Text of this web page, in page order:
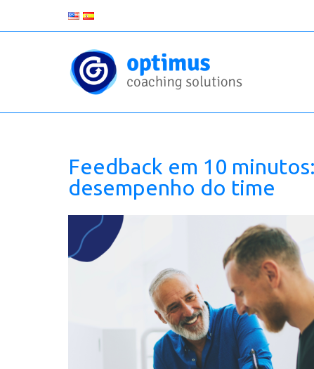
Feedback em 10
desempenho do time